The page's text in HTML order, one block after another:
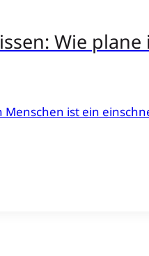
Wie
Menschen ist ein